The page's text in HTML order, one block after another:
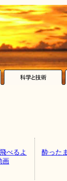
べるよ
画
酔った